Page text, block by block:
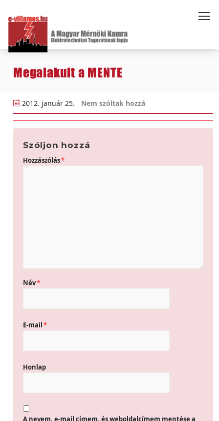
Megalakult a MENTE
2012. január 25. Nem szóltak hozzá
Szóljon hozzá
Hozzászólás*
Név*
E-mail*
Honlap
A nevem, e-mail címem, és weboldalcímem mentése a